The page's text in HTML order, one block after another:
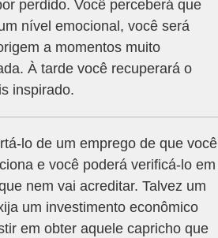
perdido. Você perceberá que
nível emocional, você será
a momentos muito
À tarde você recuperará o
inspirado.
lo de um emprego de que você
e você poderá verificá-lo em
nem vai acreditar. Talvez um
um investimento econômico
em obter aquele capricho que